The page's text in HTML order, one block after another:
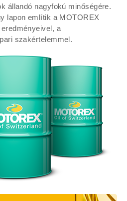
állandó nagyfokú minőségére.
lapon említik a MOTOREX
a
szakértelemmel.